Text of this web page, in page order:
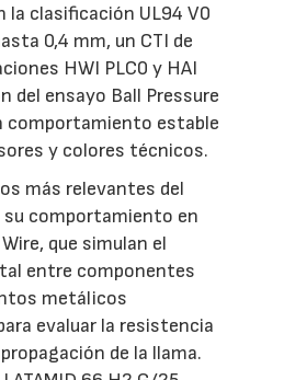
la clasificación UL94 V0
0,4 mm, un CTI de
HWI PLC0 y HAI
del ensayo Ball Pressure
comportamiento estable
y colores técnicos.
más relevantes del
su comportamiento en
que simulan el
entre componentes
metálicos
evaluar la resistencia
de la llama.